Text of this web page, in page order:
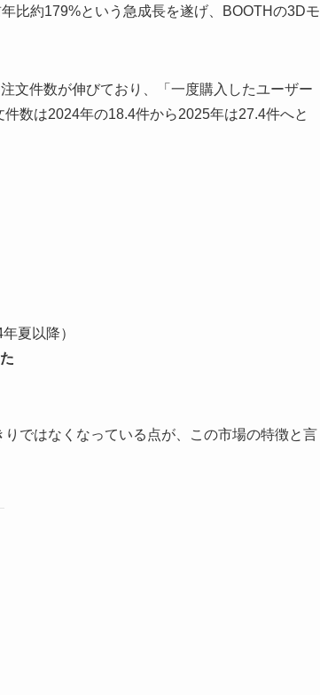
比約179%という急成長を遂げ、BOOTHの3Dモ
文件数が伸びており、「一度購入したユーザー
数は2024年の18.4件から2025年は27.4件へと
年夏以降）
ではなくなっている点が、この市場の特徴と言